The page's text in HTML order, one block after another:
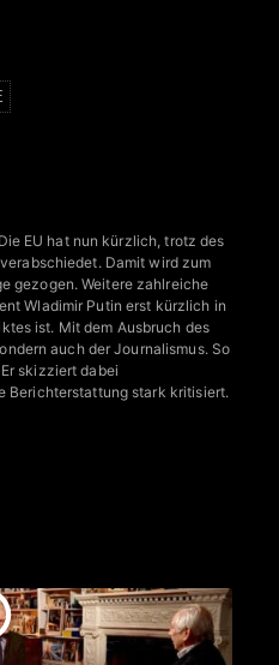
EU hat nun kürzlich, trotz des
Damit wird zum
gezogen. Weitere zahlreiche
Wladimir Putin erst kürzlich in
ist. Mit dem Ausbruch des
auch der Journalismus. So
Er skizziert dabei
Berichterstattung stark kritisiert.